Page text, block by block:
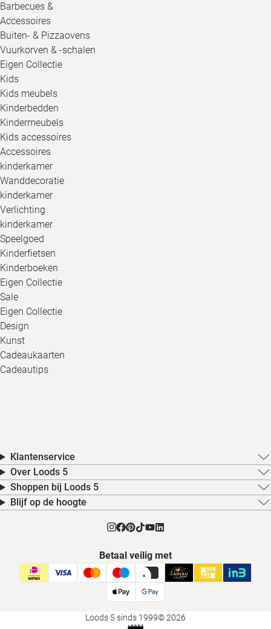
Barbecues &
Accessoires
Buiten- & Pizzaovens
Vuurkorven & -schalen
Eigen Collectie
Kids
Kids meubels
Kinderbedden
Kindermeubels
Kids accessoires
Accessoires
kinderkamer
Wanddecoratie
kinderkamer
Verlichting
kinderkamer
Speelgoed
Kinderfietsen
Kinderboeken
Eigen Collectie
Sale
Eigen Collectie
Design
Kunst
Cadeaukaarten
Cadeautips
Klantenservice
Over Loods 5
Shoppen bij Loods 5
Blijf op de hoogte
Betaal veilig met
Loods 5 sinds 1999© 2026